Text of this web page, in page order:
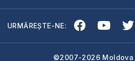
URMĂREȘTE-NE:
©2007-2026 Moldova